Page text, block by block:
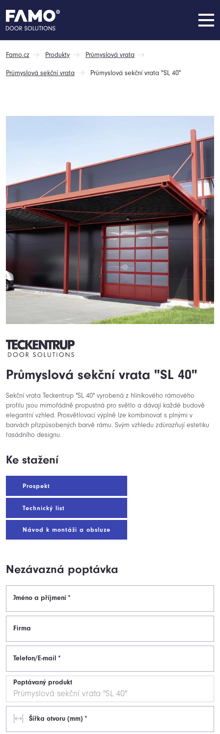
Famo.cz Produkty Průmyslová vrata
Průmyslová sekční vrata Průmyslová sekční vrata "SL 40"
Průmyslová sekční vrata "SL 40"
Sekční vrata Teckentrup "SL 40" vyrobená z hliníkového rámového
profilu jsou mimořádně propustná pro světlo a dávají každé budově
elegantní vzhled. Prosvětlovací výplně lze kombinovat s plnými v
barvách přizpůsobených barvě rámu. Svým vzhledu zdůrazňují estetiku
fasádního designu.
Ke stažení
Prospekt
Technický list
Návod k montáži a obsluze
Nezávazná poptávka
Jméno a příjmení *
Firma
Telefon/E-mail *
Poptávaný produkt
Šířka otvoru (mm) *